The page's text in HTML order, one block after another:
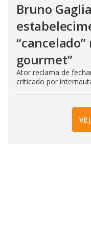
Bruno
gourmet”
Ator reclama de
criticado por